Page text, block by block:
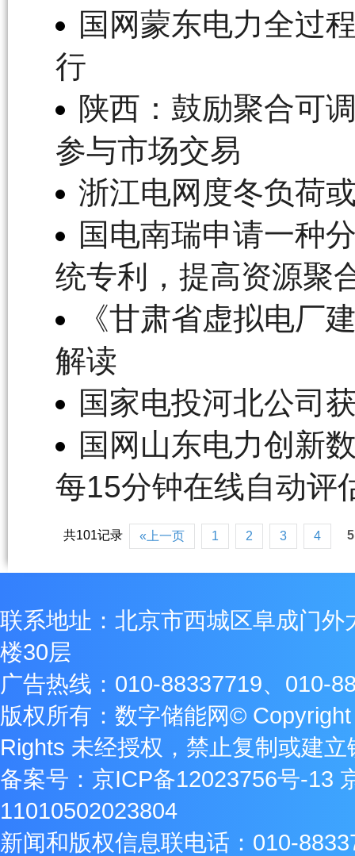
国网蒙东电力全过
行
陕西：鼓励聚合可
参与市场交易
浙江电网度冬负荷
国电南瑞申请一种
统专利，提高资源聚
《甘肃省虚拟电厂
解读
国家电投河北公司
国网山东电力创新
每15分钟在线自动评
共101记录 «上一页 1 2 3 4 5
联系地址：北京市西城区阜成门外
楼30层
广告热线：010-88337719、010-
版权所有：数字储能网©
Rights 未经授权，禁止复制或建立
备案号： 京ICP备12023756号-13
11010502023804
新闻和版权信息联电话：010-